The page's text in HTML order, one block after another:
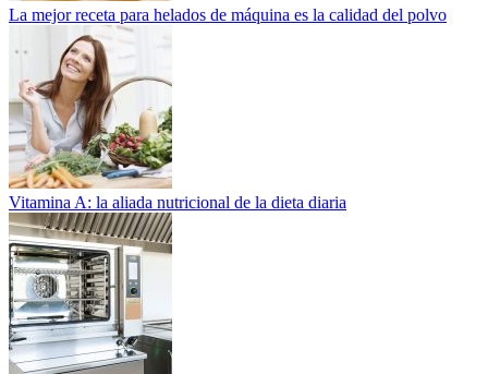
La mejor receta para helados de máquina es la calidad del polvo
Vitamina A: la aliada nutricional de la dieta diaria